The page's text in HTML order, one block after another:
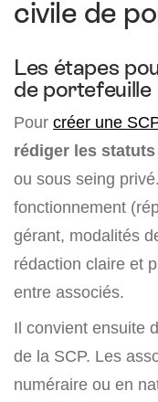
civile de
Les étapes
de portefeuille
Pour créer une SCP
rédiger les statuts
ou sous seing
fonctionnement
gérant, modalités
rédaction claire et
entre associés.
Il convient ensuite
de la SCP. Les
numéraire ou en